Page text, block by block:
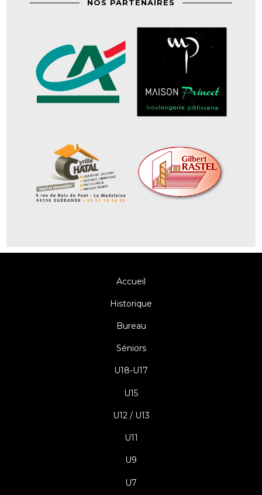
NOS PARTENAIRES
Accueil
Historique
Bureau
Séniors
U18-U17
U15
U12 / U13
U11
U9
U7